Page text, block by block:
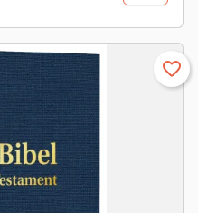
favorite_border